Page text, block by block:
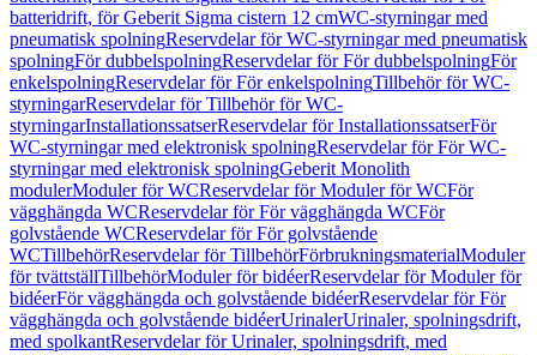
batteridrift, för Geberit Sigma cistern 12 cmWC-styrningar med
pneumatisk spolningReservdelar för WC-styrningar med pneumatisk
spolningFör dubbelspolningReservdelar för För dubbelspolningFör
enkelspolningReservdelar för För enkelspolningTillbehör för WC-
styrningarReservdelar för Tillbehör för WC-
styrningarInstallationssatserReservdelar för InstallationssatserFör
WC-styrningar med elektronisk spolningReservdelar för För WC-
styrningar med elektronisk spolningGeberit Monolith
modulerModuler för WCReservdelar för Moduler för WCFör
vägghängda WCReservdelar för För vägghängda WCFör
golvstående WCReservdelar för För golvstående
WCTillbehörReservdelar för TillbehörFörbrukningsmaterialModuler
för tvättställTillbehörModuler för bidéerReservdelar för Moduler för
bidéerFör vägghängda och golvstående bidéerReservdelar för För
vägghängda och golvstående bidéerUrinalerUrinaler, spolningsdrift,
med spolkantReservdelar för Urinaler, spolningsdrift, med